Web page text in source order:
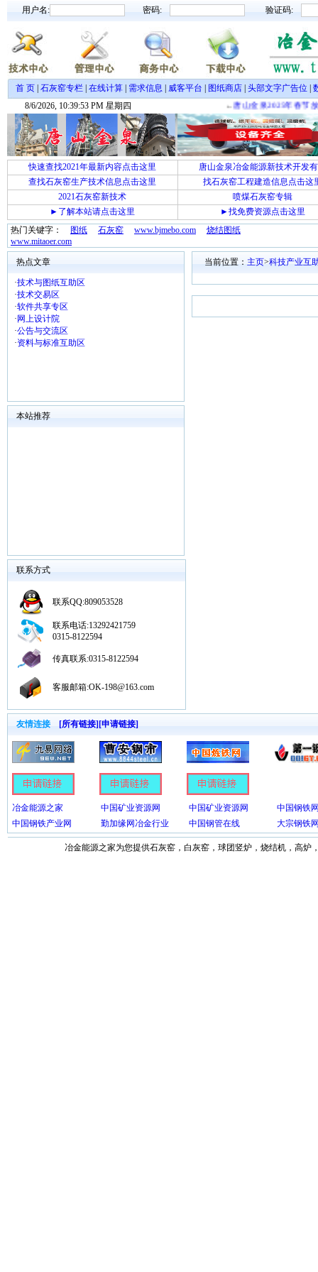
用户名: 密码: 验证码:
首 页 石灰窑专栏 在线计算 需求信息 威客平台 图纸商店 头部文字广告位
8/6/2026, 10:39:54 PM 星期四
←唐山金泉2025年春节放
快速查找2021年最新内容点击这里
唐山金泉冶金能源新技术开发
查找石灰窑生产技术信息点击这里
找石灰窑工程建造信息点击这
2021石灰窑新技术
喷煤石灰窑专辑
►了解本站请点击这里
►找免费资源点击这里
热门关键字：
图纸 石灰窑 www.bjmebo.com
烧结图纸
www.mitaoer.com
热点文章
·技术与图纸互助区
·技术交易区
·软件共享专区
· 网上设计院
·公告与交流区
·资料与标准互助区
本站推荐
联系方式
联系QQ:809053528
联系电话:13292421759
0315-8122594
传真联系:0315-8122594
客服邮箱:OK-198@163.com
当前位置： 主页>科技产业互
友情连接 [所有链接] [申请链接]
冶金能源之家 中国矿业资源网 中国矿业资源网
中国钢铁
中国钢铁产业网
勤加缘网冶金行业 中国钢管在线 大宗钢铁
冶金能源之家为您提供石灰窑，白灰窑，球团竖炉，烧结机，高